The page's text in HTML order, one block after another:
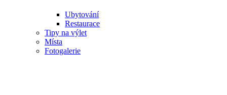
Ubytování
Restaurace
Tipy na výlet
Místa
Fotogalerie